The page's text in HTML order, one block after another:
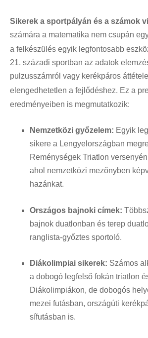
Sikerek a sportpályán és a számok
számára a matematika nem csupán
a felkészülés egyik legfontosabb
21. századi sportban az adatok
pulzusszámról vagy kerékpáros
elengedhetetlen a fejlődéshez. Ez a
eredményeiben is megmutatkozik:
Nemzetközi győzelem: Egyik
sikere a Lengyelországban
Reménységek Triatlon
ahol nemzetközi mezőnyben
hazánkat.
Országos bajnoki címek:
bajnok duatlonban és terep
ranglista-győztes sportoló.
Diákolimpiai sikerek: Számos
a dobogó legfelső fokán triatlon
Diákolimpiákon, de dobogós
mezei futásban, országúti
sífutásban is.